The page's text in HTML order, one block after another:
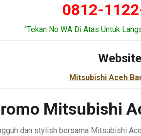
0812-
“Tekan No WA Di Atas Untuk
Website
Mitsubishi Aceh
Mitsubishi
dan stylish bersama Mitsubishi